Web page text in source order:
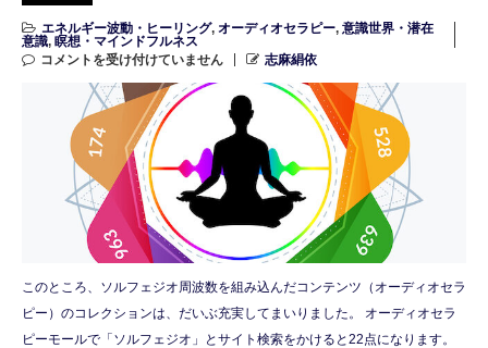
エネルギー波動・ヒーリング, オーディオセラピー, 意識世界・潜在
意識, 瞑想・マインドフルネス
コメントを受け付けていません
志麻絹依
このところ、ソルフェジオ周波数を組み込んだコンテンツ（オーディオセラ
ピー）のコレクションは、だいぶ充実してまいりました。 オーディオセラ
ピーモールで「ソルフェジオ」とサイト検索をかけると22点になります。